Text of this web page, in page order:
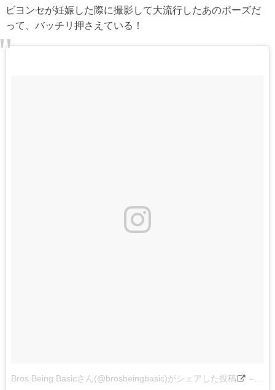
ビヨンセが妊娠した際に撮影して大流行したあのポーズだ
って、バッチリ押さえている！
Bros Being Basicさん(@brosbeingbasic)がシェアした投稿 –